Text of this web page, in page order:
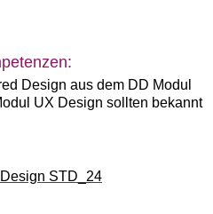
Design aus dem DD Modul
UX Design sollten bekannt
STD_24